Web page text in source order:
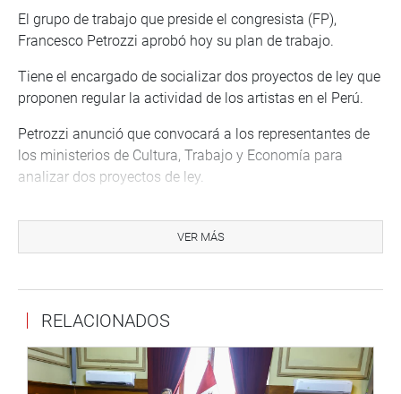
El grupo de trabajo que preside el congresista (FP),
Francesco Petrozzi aprobó hoy su plan de trabajo.
Tiene el encargado de socializar dos proyectos de ley que
proponen regular la actividad de los artistas en el Perú.
Petrozzi anunció que convocará a los representantes de
los ministerios de Cultura, Trabajo y Economía para
analizar dos proyectos de ley.
creación de la ley del trabajador del arte y el otro
(1212/2016 – CR) propone modificar la ley 28131, Ley del
PRENSA-CONGRESO /12-9-17
Puede encontrar más información en nuestra página web
VER MÁS
RELACIONADOS